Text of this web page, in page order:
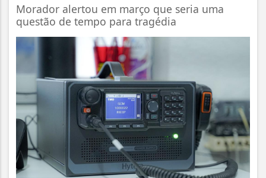
Morador alertou em março que seria uma
questão de tempo para tragédia